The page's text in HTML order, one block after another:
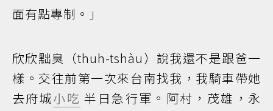
面有點專制。」
欣欣黜臭（thuh-tshàu）說我還不是跟爸一
樣。交往前第一次來台南找我，我騎車帶她
去府城小吃 半日急行軍。阿村，茂雄，永